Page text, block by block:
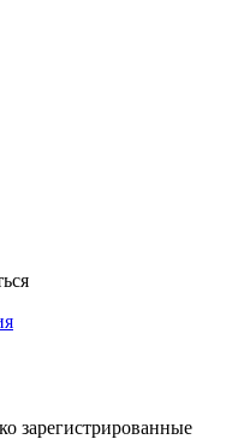
зарегистрированные